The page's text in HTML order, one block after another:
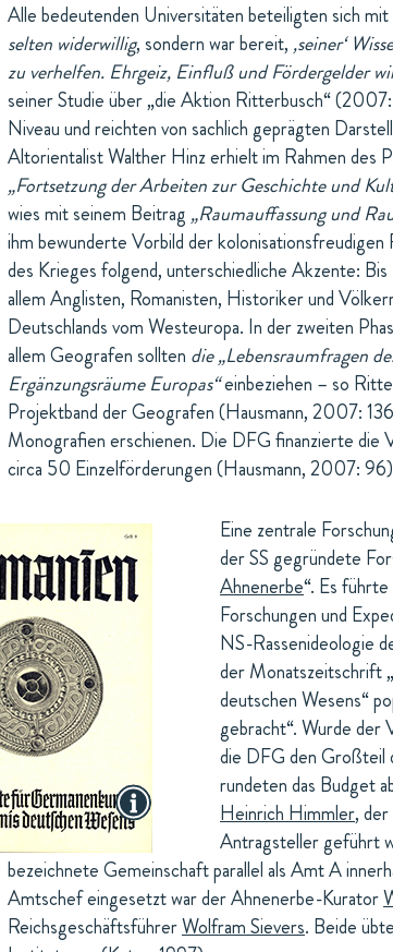
Alle bedeutenden Universitäten beteiligten sich
selten widerwillig, sondern war bereit, ‚seiner‘
zu verhelfen. Ehrgeiz, Einfluß und Fördergelder
seiner Studie über „die Aktion Ritterbusch“
Niveau und reichten von sachlich geprägten
Altorientalist Walther Hinz erhielt im Rahmen des
„Fortsetzung der Arbeiten zur Geschichte und
wies mit seinem Beitrag „Raumauffassung und
ihm bewunderte Vorbild der
des Krieges folgend, unterschiedliche Akzente:
allem Anglisten, Romanisten, Historiker und
Deutschlands vom Westeuropa. In der zweiten
allem Geografen sollten die „Lebensraumfragen
Ergänzungsräume Europas“einbeziehen – so
Projektband der Geografen (Hausmann, 2007:
Monografien erschienen. Die DFG finanzierte die
circa 50 Einzelförderungen (Hausmann, 2007:
Eine zentrale
der SS gegründete
Ahnenerbe“. Es
Forschungen und
NS-Rassenideologie
der Monatszeitschrift
deutschen Wesens“
gebracht“. Wurde der
die DFG den Großteil
rundeten das Budget
Heinrich Himmler,
Antragsteller geführt
bezeichnete Gemeinschaft parallel als Amt A
Amtschef eingesetzt war der Ahnenerbe-Kurator
ReichsgeschäftsführerWolfram Sievers. Beide